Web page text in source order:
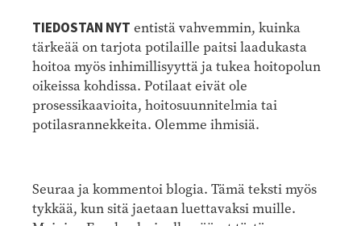
TIEDOSTAN NYT entistä vahvemmin, kuinka
tärkeää on tarjota potilaille paitsi laadukasta
hoitoa myös inhimillisyyttä ja tukea hoitopolun
oikeissa kohdissa. Potilaat eivät ole
prosessikaavioita, hoitosuunnitelmia tai
potilasrannekkeita. Olemme ihmisiä.
Seuraa ja kommentoi blogia. Tämä teksti myös
tykkää, kun sitä jaetaan luettavaksi muille.